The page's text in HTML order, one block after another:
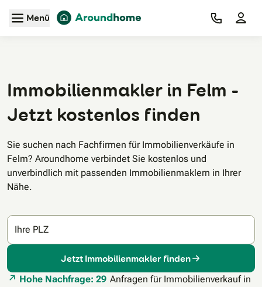
Zum Hauptinhalt
Menü
Immobilienmakler in Felm -
Jetzt kostenlos finden
Sie suchen nach Fachfirmen für Immobilienverkäufe in
Felm? Aroundhome verbindet Sie kostenlos und
unverbindlich mit passenden Immobilienmaklern in Ihrer
Nähe.
Ihre PLZ
Jetzt Immobilienmakler finden
Hohe Nachfrage: 29 Anfragen für Immobilienverkauf in